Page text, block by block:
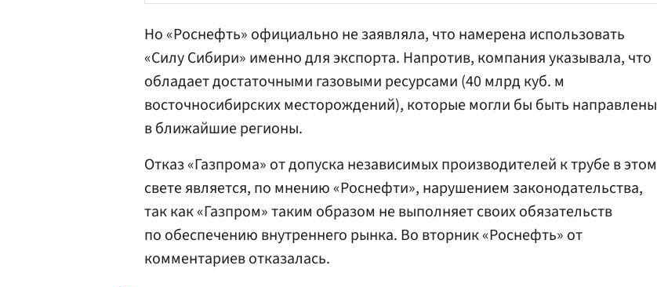
Но «Роснефть» официально не заявляла, что намерена использовать
«Силу Сибири» именно для экспорта. Напротив, компания указывала, что
обладает достаточными газовыми ресурсами (40 млрд куб. м
восточносибирских месторождений), которые могли бы быть направлены
в ближайшие регионы.
Отказ «Газпрома» от допуска независимых производителей к трубе в этом
свете является, по мнению «Роснефти», нарушением законодательства,
так как «Газпром» таким образом не выполняет своих обязательств
по обеспечению внутреннего рынка. Во вторник «Роснефть» от
комментариев отказалась.